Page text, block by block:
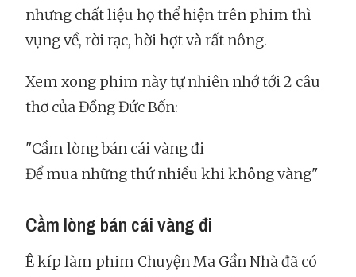
nhưng chất liệu họ thể hiện trên phim thì
vụng về, rời rạc, hời hợt và rất nông.
Xem xong phim này tự nhiên nhớ tới 2 câu
thơ của Đồng Đức Bốn:
"Cầm lòng bán cái vàng đi
Để mua những thứ nhiều khi không vàng"
Cầm lòng bán cái vàng đi
Ê kíp làm phim Chuyện Ma Gần Nhà đã có